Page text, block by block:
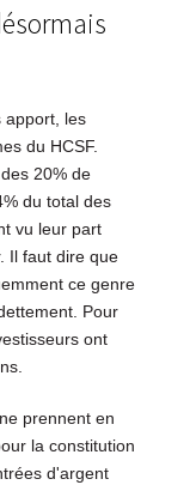
apport, les
du HCSF.
20% de
du total des
vu leur part
Il faut dire que
ce genre
Pour
ont
prennent en
la constitution
d'argent